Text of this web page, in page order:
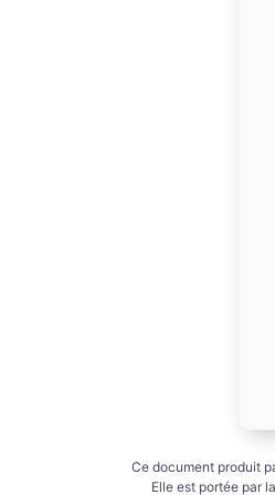
Ce document produit
Elle est portée par